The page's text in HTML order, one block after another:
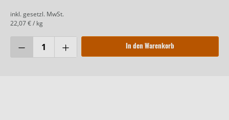
inkl. gesetzl. MwSt.
22,07 € / kg
In den Warenkorb